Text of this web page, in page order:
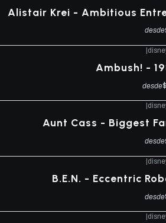
Alistair Krei - Ambitious
desde
|
Ambush! -
desde
Aunt Cass - Biggest
desde
|
B.E.N. - Eccentric
desde